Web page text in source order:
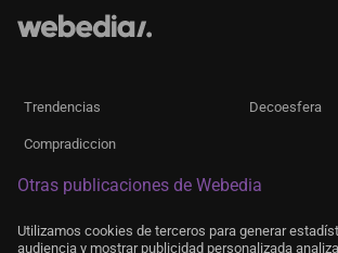
Trendencias Decoesfera
Compradiccion
Otras publicaciones de Webedia
Utilizamos cookies de terceros para generar
audiencia y mostrar publicidad personalizada